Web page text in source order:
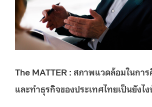
The MATTER : สภาพแวดล้อมในกา
และทำธุรกิจของประเทศไทยเป็นยังไง